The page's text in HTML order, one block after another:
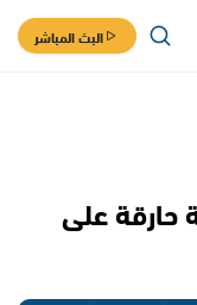
البث المباشر
حارقة على